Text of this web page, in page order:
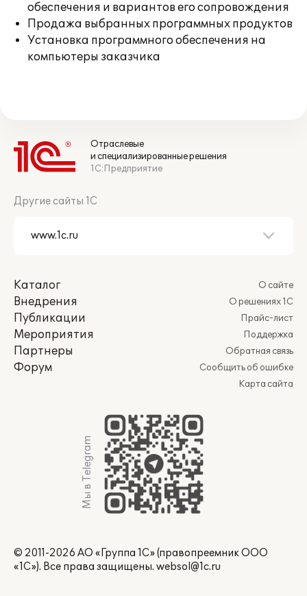
обеспечения и вариантов его сопровождения
Продажа выбранных программных продуктов
Установка программного обеспечения на
компьютеры заказчика
Отраслевые
и специализированные решения
1С:Предприятие
Другие сайты 1С
Каталог
Внедрения
Публикации
Мероприятия
Партнеры
Форум
О сайте
О решениях 1С
Прайс-лист
Поддержка
Обратная связь
Сообщить об ошибке
Карта сайта
Мы в Telegram
© 2011-2026 АО «Группа 1С» (правопреемник ООО
«1С»). Все права защищены. websol@1c.ru